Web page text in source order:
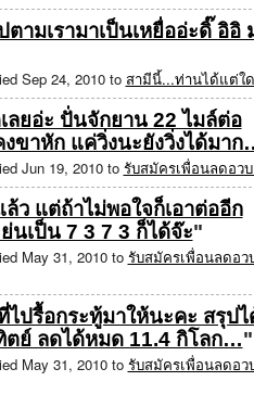
ตามเรามาเป็นเหยื่ออ่ะดิ๊ อิอิ
Sep 24, 2010 to สามีนี้...ท่านได้แต่ใ
ลยอ่ะ ปั่นจักยาน 22 ไมล์ต่อ
งขาหัก แค่วิ่งนะยังวิ่งได้มา
Jun 19, 2010 to รับสมัครเพื่อนลดอว
ว แต่ถ้าไม่พอใจก็เอาต่ออีก
นเป็น 7 3 7 3 ก็ได้จ๊ะ"
May 31, 2010 to รับสมัครเพื่อนลดอว
ปรื้อกระทู้มาให้นะคะ สรุปไ
ตย์ ลดได้หมด 11.4 กิโลก…"
May 31, 2010 to รับสมัครเพื่อนลดอว